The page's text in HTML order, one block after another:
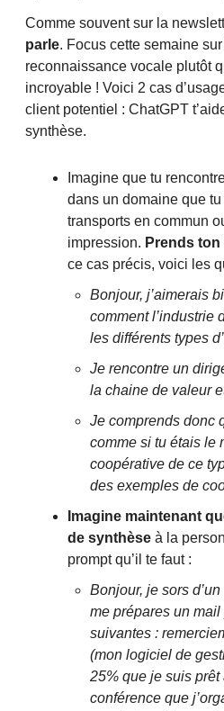
Comme souvent sur la
parle. Focus cette semaine
reconnaissance vocale plutôt
incroyable ! Voici 2 cas
client potentiel : ChatGPT
synthèse.
Imagine que tu
dans un domaine que
transports en commun
impression. Prends
ce cas précis, voici les
Bonjour, j’aimerais
comment l’industrie
les différents types
Je rencontre un
la chaine de valeur
Je comprends donc
comme si tu étais le
coopérative de ce
des exemples de
Imagine maintenant
de synthèse à la
prompt qu’il te faut :
Bonjour, je sors
me prépares un
suivantes :
(mon logiciel de
25% que je suis
conférence que